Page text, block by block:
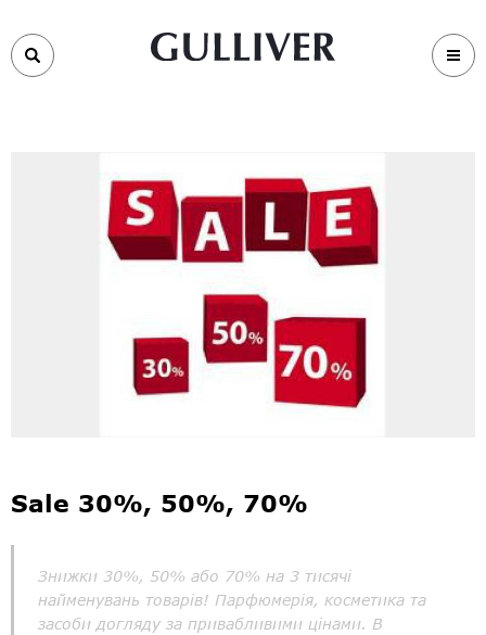
Sale 30%, 50%, 70%
Знижки 30%, 50% або 70% на 3 тисячі
найменувань товарів! Парфюмерія, косметика та
засоби догляду за привабливими цінами. В